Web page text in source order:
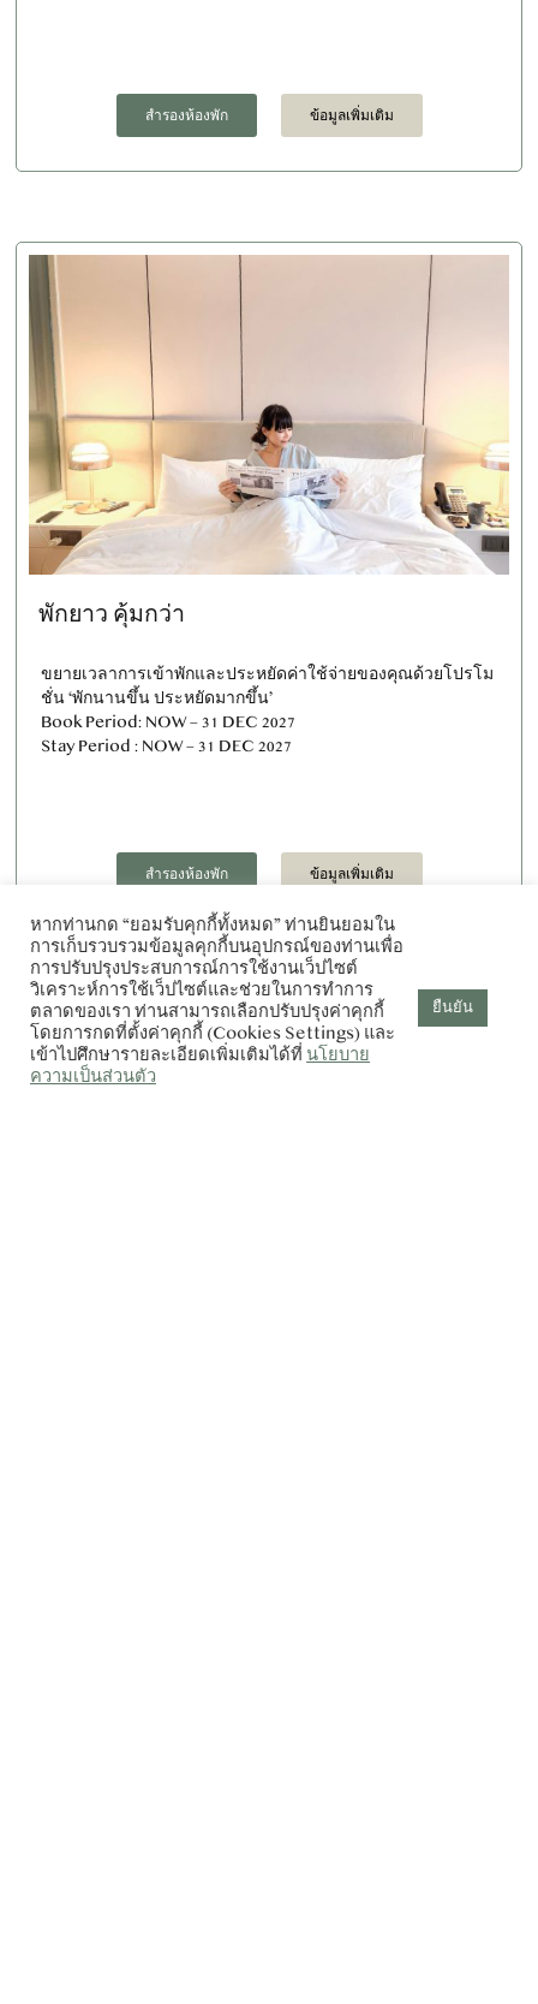
สำรองห้องพัก ข้อมูลเพิ่มเติม
พักยาว คุ้มกว่า
ขยายเวลาการเข้าพักและประหยัดค่าใช้จ่ายของคุณด้วยโปรโม
ชั่น ‘พักนานขึ้น ประหยัดมากขึ้น’
Book Period: NOW – 31 DEC 2027
Stay Period : NOW – 31 DEC 2027
สำรองห้องพัก ข้อมูลเพิ่มเติม
หากท่านกด “ยอมรับคุกกี้ทั้งหมด” ท่านยินยอมใน
การเก็บรวบรวมข้อมูลคุกกี้บนอุปกรณ์ของท่านเพื่อ
การปรับปรุงประสบการณ์การใช้งานเว็ปไซต์
วิเคราะห์การใช้เว็ปไซต์และช่วยในการทำการ
ตลาดของเรา ท่านสามารถเลือกปรับปรุงค่าคุกกี้
โดยการกดที่ตั้งค่าคุกกี้ (Cookies Settings) และ
เข้าไปศึกษารายละเอียดเพิ่มเติมได้ที่ นโยบาย
ความเป็นส่วนตัว
ยืนยัน